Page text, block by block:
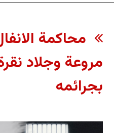
محاكمة
مروعة وجلاد
بجرائمه